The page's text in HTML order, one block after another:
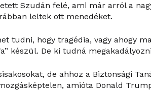
Szudán felé, ami már arról a
leltek ott menedéket.
tudni, hogy tragédia, vagy ahogy
készül. De ki tudná
de ahhoz a Biztonsági
amióta Donald